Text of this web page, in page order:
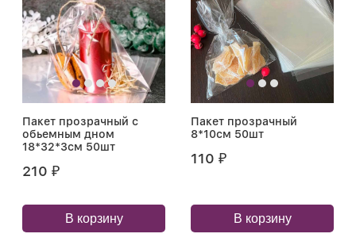
Пакет прозрачный с
обьемным дном
18*32*3см 50шт
210 ₽
В корзину
Пакет прозрачный
8*10см 50шт
110 ₽
В корзину